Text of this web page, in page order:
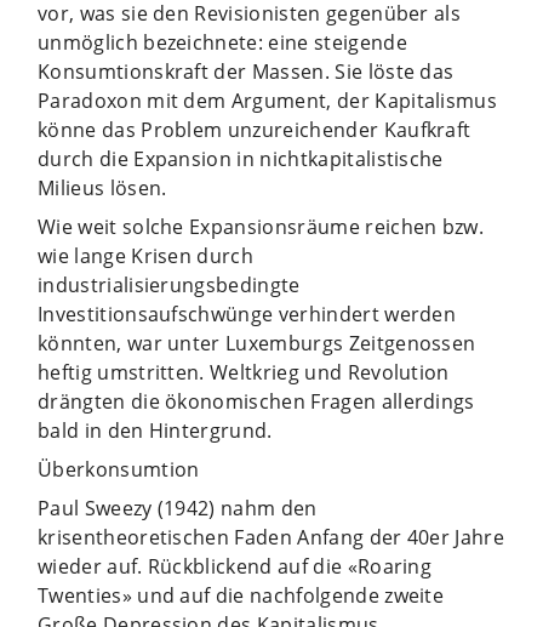
vor, was sie den Revisionisten gegenüber als
unmöglich bezeichnete: eine steigende
Konsumtionskraft der Massen. Sie löste das
Paradoxon mit dem Argument, der Kapitalismus
könne das Problem unzureichender Kaufkraft
durch die Expansion in nichtkapitalistische
Milieus lösen.
Wie weit solche Expansionsräume reichen bzw.
wie lange Krisen durch
industrialisierungsbedingte
Investitionsaufschwünge verhindert werden
könnten, war unter Luxemburgs Zeitgenossen
heftig umstritten. Weltkrieg und Revolution
drängten die ökonomischen Fragen allerdings
bald in den Hintergrund.
Überkonsumtion
Paul Sweezy (1942) nahm den
krisentheoretischen Faden Anfang der 40er Jahre
wieder auf. Rückblickend auf die «Roaring
Twenties» und auf die nachfolgende zweite